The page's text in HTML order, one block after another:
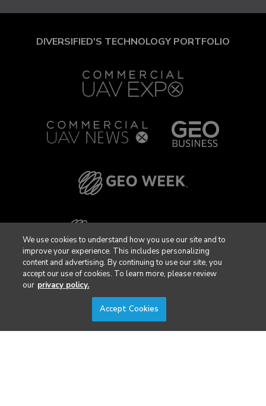
DIVERSIFIED'S TECHNOLOGY PORTFOLIO
We use cookies to understand how you use our site and to
improve your experience. This includes personalizing
content and advertising. By continuing to use our site, you
accept our use of cookies. To learn more, please review
our privacy policy.
Accept Cookies